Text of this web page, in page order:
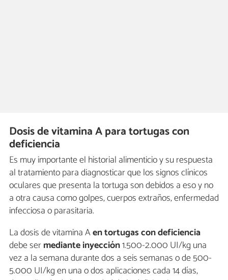
Dosis de vitamina A para tortugas con
deficiencia
Es muy importante el historial alimenticio y su respuesta
al tratamiento para diagnosticar que los signos clínicos
oculares que presenta la tortuga son debidos a eso y no
a otra causa como golpes, cuerpos extraños, enfermedad
infecciosa o parasitaria.
La dosis de vitamina Aen tortugas con deficiencia
debe sermediante inyección1.500-2.000 UI/kg una
vez a la semana durante dos a seis semanas o de 500-
5.000 UI/kg en una o dos aplicaciones cada 14 días,